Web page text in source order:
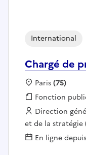
Chargé de
International
Localisation :
Paris(75)
Fonction
Fonction
Employeur :
Direction
et de la stratégie
En ligne